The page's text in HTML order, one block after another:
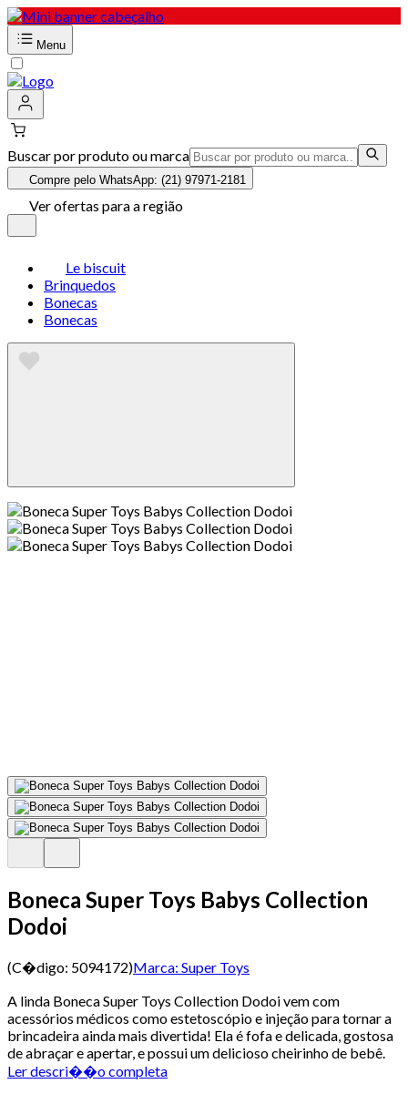
Menu
Buscar por produto ou marca
Compre pelo WhatsApp: (21) 97971-2181
Ver ofertas para a região
Le biscuit
Brinquedos
Bonecas
Bonecas
Boneca Super Toys Babys Collection
Dodoi
(C�digo: 5094172)Marca: Super Toys
A linda Boneca Super Toys Collection Dodoi vem com
acessórios médicos como estetoscópio e injeção para tornar a
brincadeira ainda mais divertida! Ela é fofa e delicada, gostosa
de abraçar e apertar, e possui um delicioso cheirinho de bebê.
Ler descri��o completa